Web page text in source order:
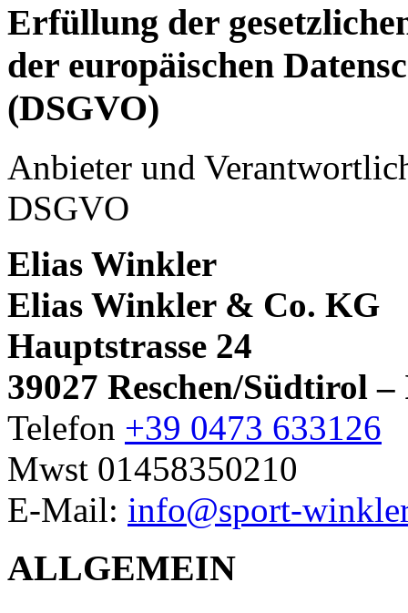
Erfüllung der
der europäischen
(DSGVO)
Anbieter und
DSGVO
Elias Winkler
Elias Winkler & Co. KG
Hauptstrasse 24
39027 Reschen/Südtirol
Telefon +39 0473 633126
Mwst 01458350210
E-Mail: info@sport-
ALLGEMEIN